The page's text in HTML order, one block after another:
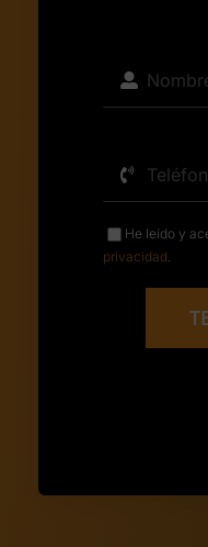
He leído y
privacidad.